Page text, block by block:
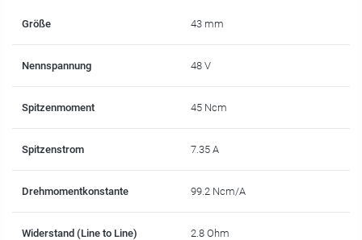
Größe 43 mm
Nennspannung 48 V
Spitzenmoment 45 Ncm
Spitzenstrom 7.35 A
Drehmomentkonstante 99.2 Ncm/A
Widerstand (Line to Line) 2.8 Ohm